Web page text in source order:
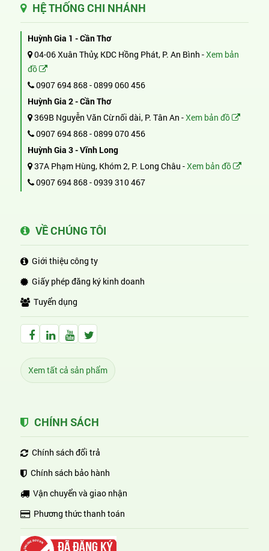
HỆ THỐNG CHI NHÁNH
Huỳnh Gia 1 - Cần Thơ
04-06 Xuân Thủy, KDC Hồng Phát, P. An Bình -Xem bản
đồ
0907 694 868 -0899 060 456
Huỳnh Gia 2 - Cần Thơ
369B Nguyễn Văn Cừ nối dài, P. Tân An -Xem bản đồ
0907 694 868 -0899 070 456
Huỳnh Gia 3 - Vĩnh Long
37A Phạm Hùng, Khóm 2, P. Long Châu -Xem bản đồ
0907 694 868 -0939 310 467
VỀ CHÚNG TÔI
Giới thiệu công ty
Giấy phép đăng ký kinh doanh
Tuyển dụng
Facebook Huỳnh Gia Alpha
LinkedIn Huỳnh Gia Alpha
YouTube Huỳnh Gia Alpha
Twitter Huỳnh Gia Alpha
Xem tất cả sản phẩm
CHÍNH SÁCH
Chính sách đổi trả
Chính sách bảo hành
Vận chuyển và giao nhận
Phương thức thanh toán